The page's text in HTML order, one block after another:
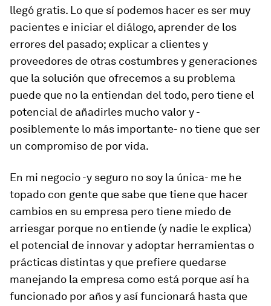
llegó gratis. Lo que sí podemos hacer es ser muy
pacientes e iniciar el diálogo, aprender de los
errores del pasado; explicar a clientes y
proveedores de otras costumbres y generaciones
que la solución que ofrecemos a su problema
puede que no la entiendan del todo, pero tiene el
potencial de añadirles mucho valor y -
posiblemente lo más importante- no tiene que ser
un compromiso de por vida.
En mi negocio -y seguro no soy la única- me he
topado con gente que sabe que tiene que hacer
cambios en su empresa pero tiene miedo de
arriesgar porque no entiende (y nadie le explica)
el potencial de innovar y adoptar herramientas o
prácticas distintas y que prefiere quedarse
manejando la empresa como está porque así ha
funcionado por años y así funcionará hasta que